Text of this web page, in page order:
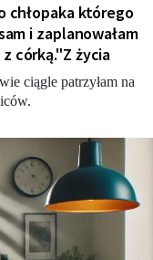
chłopaka którego
i zaplanowałam
córką."Z życia
ciągle patrzyłam na